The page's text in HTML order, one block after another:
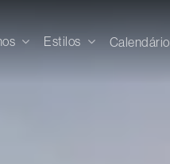
Estilos Calendário